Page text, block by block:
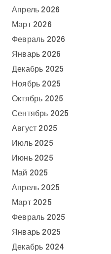
Апрель 2026
Март 2026
Февраль 2026
Январь 2026
Декабрь 2025
Ноябрь 2025
Октябрь 2025
Сентябрь 2025
Август 2025
Июль 2025
Июнь 2025
Май 2025
Апрель 2025
Март 2025
Февраль 2025
Январь 2025
Декабрь 2024